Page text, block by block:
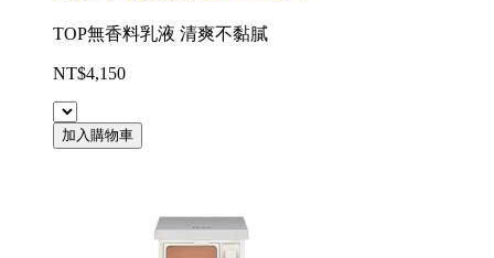
TOP無香料乳液 清爽不黏膩
NT$4,150
加入購物車